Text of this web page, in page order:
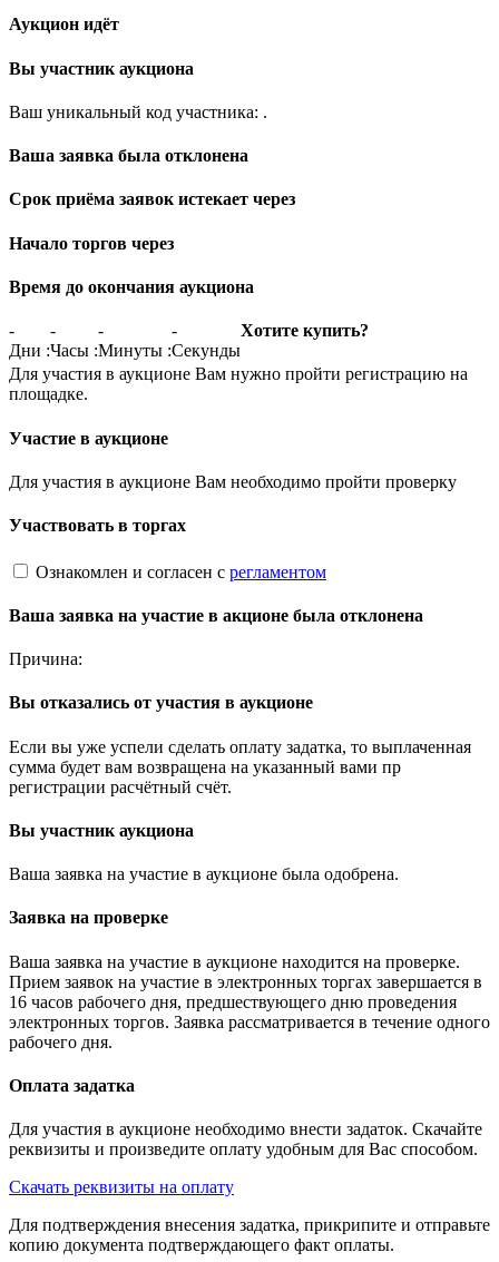
Аукцион идёт
Вы участник аукциона
Ваш уникальный код участника: .
Ваша заявка была отклонена
Срок приёма заявок истекает через
Начало торгов через
Время до окончания аукциона
-
Дни :
-
Часы :
-
Минуты :
-
Секунды
Хотите купить?
Для участия в аукционе Вам нужно пройти регистрацию на
площадке.
Участие в аукционе
Для участия в аукционе Вам необходимо пройти проверку
Участвовать в торгах
Ознакомлен и согласен с регламентом
Ваша заявка на участие в акционе была отклонена
Причина:
Вы отказались от участия в аукционе
Если вы уже успели сделать оплату задатка, то выплаченная
сумма будет вам возвращена на указанный вами пр
регистрации расчётный счёт.
Вы участник аукциона
Ваша заявка на участие в аукционе была одобрена.
Заявка на проверке
Ваша заявка на участие в аукционе находится на проверке.
Прием заявок на участие в электронных торгах завершается в
16 часов рабочего дня, предшествующего дню проведения
электронных торгов. Заявка рассматривается в течение одного
рабочего дня.
Оплата задатка
Для участия в аукционе необходимо внести задаток. Скачайте
реквизиты и произведите оплату удобным для Вас способом.
Скачать реквизиты на оплату
Для подтверждения внесения задатка, прикрипите и отправьте
копию документа подтверждающего факт оплаты.